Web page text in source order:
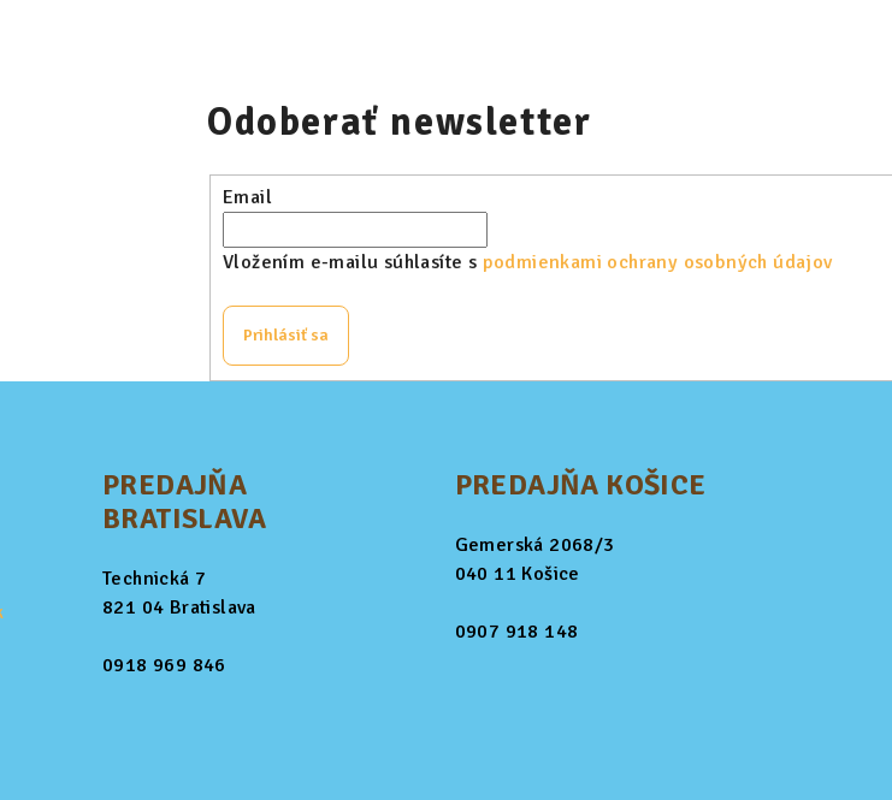
Odoberať newsletter
Email
Vložením e-mailu súhlasíte s podmienkami ochrany osobných údajov
Prihlásiť sa
PREDAJŇA
BRATISLAVA
Technická 7
821 04 Bratislava
0918 969 846
PREDAJŇA KOŠICE
Gemerská 2068/3
040 11 Košice
0907 918 148